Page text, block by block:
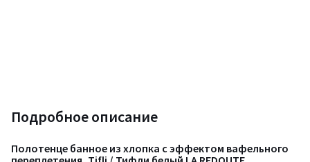
Подробное описание
Полотенце банное из хлопка с эффектом вафельного